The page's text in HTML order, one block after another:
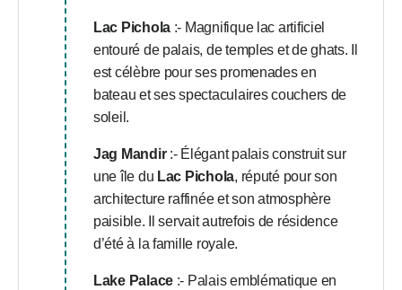
Lac Pichola :- Magnifique lac artificiel
entouré de palais, de temples et de ghats. Il
est célèbre pour ses promenades en
bateau et ses spectaculaires couchers de
soleil.
Jag Mandir:- Élégant palais construit sur
une île du Lac Pichola, réputé pour son
architecture raffinée et son atmosphère
paisible. Il servait autrefois de résidence
d’été à la famille royale.
Lake Palace :- Palais emblématique en